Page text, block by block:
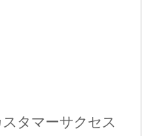
スタマーサクセス